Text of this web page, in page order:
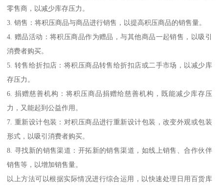
零售商，以减少库存压力。
3. 销售：将积压商品与商品进行销售，以提高积压商品的销售量。
4. 赠品活动：将积压商品作为赠品，与其他商品一起销售，以吸引
消费者购买。
5. 转售给折扣店：将积压商品转售给折扣店或二手市场，以减少库
存压力。
6. 捐赠慈善机构：将积压商品捐赠给慈善机构，既能减少库存压
力，又能起到公益作用。
7. 重新设计包装：对积压商品进行重新设计包装，改变外观或包装
形式，以吸引消费者购买。
8. 寻找新的销售渠道：开拓新的销售渠道，如线上销售、合作伙伴
销售等，以增加销售量。
以上方法可以根据实际情况进行综合运用，以快速处理日用百货库